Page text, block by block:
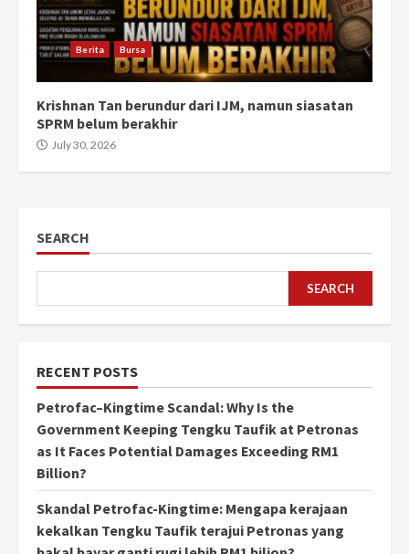
Berita Bursa
Krishnan Tan berundur dari IJM, namun siasatan
SPRM belum berakhir
July 30, 2026
SEARCH
SEARCH
RECENT POSTS
Petrofac–Kingtime Scandal: Why Is the
Government Keeping Tengku Taufik at Petronas
as It Faces Potential Damages Exceeding RM1
Billion?
Skandal Petrofac-Kingtime: Mengapa kerajaan
kekalkan Tengku Taufik terajui Petronas yang